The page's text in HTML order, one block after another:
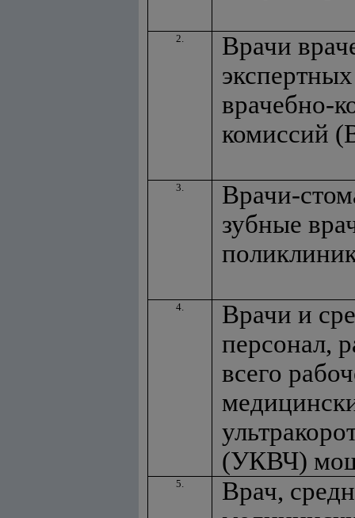
2.
Врачи
врачебно-
комиссий
3.
Врачи-
зубные
4.
Врачи и
персонал,
всего
(УКВЧ)
5.
Врач,